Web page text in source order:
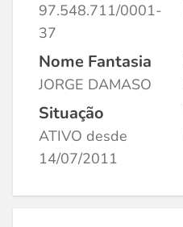
97.548.711/0001-
37
Nome Fantasia
JORGE DAMASO
Situação
ATIVO desde
14/07/2011